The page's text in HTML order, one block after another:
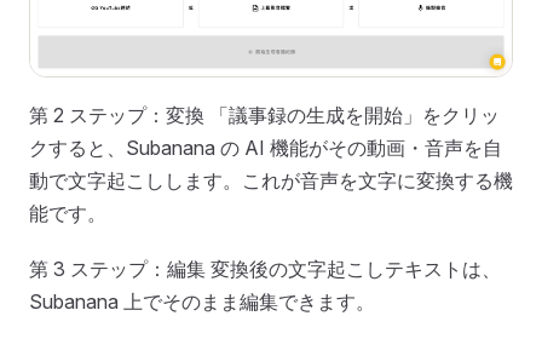
第 2 ステップ：変換 「議事録の生成を開始」をクリッ
クすると、Subanana の AI 機能がその動画・音声を自
動で文字起こしします。これが音声を文字に変換する機
能です。
第 3 ステップ：編集 変換後の文字起こしテキストは、
Subanana 上でそのまま編集できます。